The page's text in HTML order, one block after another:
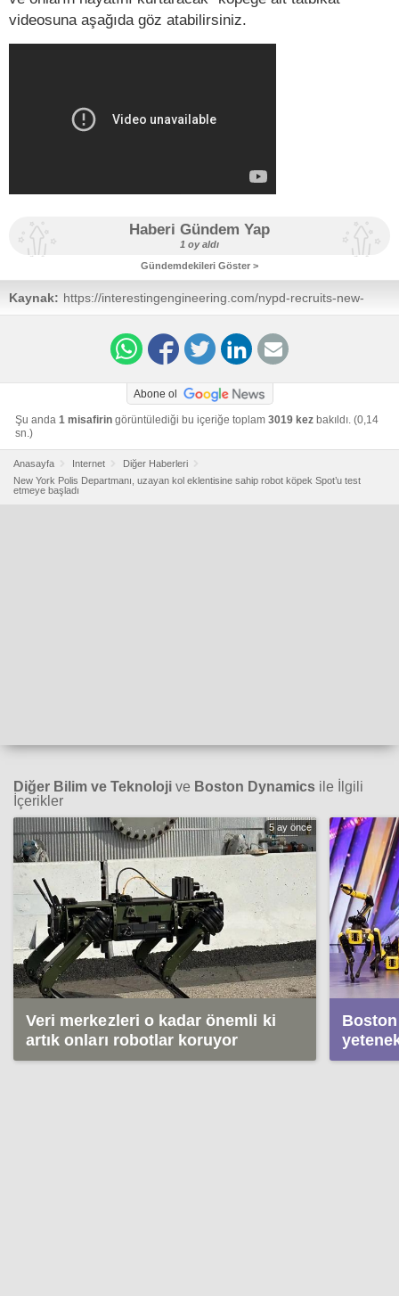
videosuna aşağıda göz atabilirsiniz.
Haberi Gündem Yap
1 oy aldı
Gündemdekileri Göster >
Kaynak: https://interestingengineering.com/nypd-recruits-new-
robot-dog-with-extendable-arm
Abone ol
Şu anda 1 misafirin görüntülediği bu içeriğe toplam 3019 kez bakıldı. (0,14
sn.)
Anasayfa Internet
Diğer Haberleri
New York Polis Departmanı, uzayan kol eklentisine sahip robot köpek Spot’u test
etmeye başladı
Diğer Bilim ve Teknoloji ve Boston Dynamics ile İlgili
İçerikler
5 ay önce
Veri merkezleri o kadar önemli ki
artık onları robotlar koruyor